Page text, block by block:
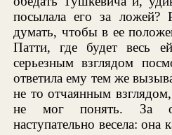
посылала его за ложей?
думать, чтобы в ее
Патти, где будет весь
серьезным взглядом
ответила ему тем же
не то отчаянным
не мог понять. За
наступательно весела: она